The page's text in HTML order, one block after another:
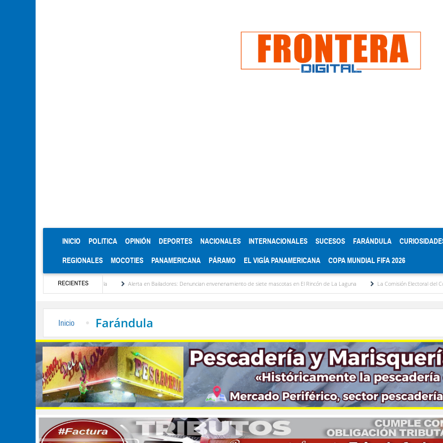
INICIO (CURRENT)
POLITICA OPINIÓN DEPORTES NACIONALES INTERNACIONALES SUCESOS FARÁNDULA
REGIONALES MOCOTIES PANAMERICANA PÁRAMO EL VIGÍA PANAMERICANA COPA MUNDIAL FIFA 2026
RECIENTESAlerta en Bailadores: Denuncian envenenamiento de siete mascotas en El Rincón de La Laguna La Comisión Electoral del Colegio de Abogados
Inicio Farándula